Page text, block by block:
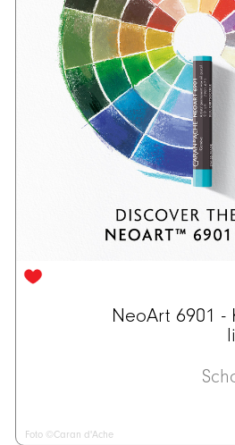
NeoArt 6901 -
Foto ©Caran d'Ache